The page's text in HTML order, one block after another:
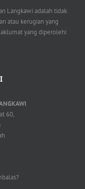
Langkawi adalah tidak
atau kerugian yang
yang diperolehi
60,